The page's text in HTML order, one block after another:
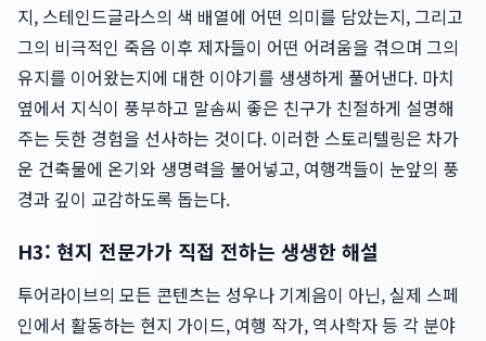
지, 스테인드글라스의 색 배열에 어떤 의미를 담았는지, 그리고
그의 비극적인 죽음 이후 제자들이 어떤 어려움을 겪으며 그의
유지를 이어왔는지에 대한 이야기를 생생하게 풀어낸다. 마치
옆에서 지식이 풍부하고 말솜씨 좋은 친구가 친절하게 설명해
주는 듯한 경험을 선사하는 것이다. 이러한 스토리텔링은 차가
운 건축물에 온기와 생명력을 불어넣고, 여행객들이 눈앞의 풍
경과 깊이 교감하도록 돕는다.
H3: 현지 전문가가 직접 전하는 생생한 해설
투어라이브의 모든 콘텐츠는 성우나 기계음이 아닌, 실제 스페
인에서 활동하는 현지 가이드, 여행 작가, 역사학자 등 각 분야